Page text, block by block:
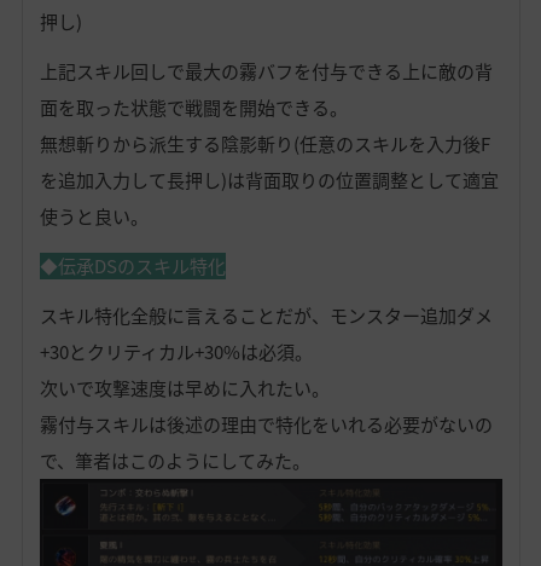
押し)
上記スキル回しで最大の霧バフを付与できる上に敵の背
面を取った状態で戦闘を開始できる。
無想斬りから派生する陰影斬り(任意のスキルを入力後F
を追加入力して長押し)は背面取りの位置調整として適宜
使うと良い。
◆伝承DSのスキル特化
スキル特化全般に言えることだが、モンスター追加ダメ
+30とクリティカル+30%は必須。
次いで攻撃速度は早めに入れたい。
霧付与スキルは後述の理由で特化をいれる必要がないの
で、筆者はこのようにしてみた。